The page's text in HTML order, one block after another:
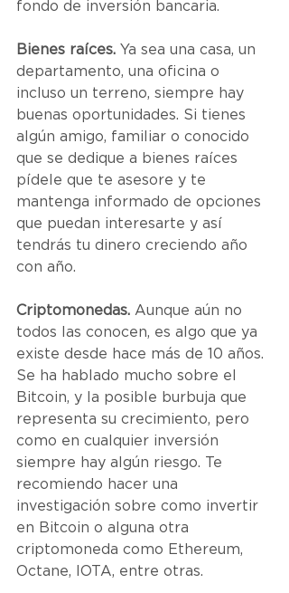
fondo de inversión bancaria.
Bienes raíces. Ya sea una casa, un
departamento, una oficina o
incluso un terreno, siempre hay
buenas oportunidades. Si tienes
algún amigo, familiar o conocido
que se dedique a bienes raíces
pídele que te asesore y te
mantenga informado de opciones
que puedan interesarte y así
tendrás tu dinero creciendo año
con año.
Criptomonedas. Aunque aún no
todos las conocen, es algo que ya
existe desde hace más de 10 años.
Se ha hablado mucho sobre el
Bitcoin, y la posible burbuja que
representa su crecimiento, pero
como en cualquier inversión
siempre hay algún riesgo. Te
recomiendo hacer una
investigación sobre como invertir
en Bitcoin o alguna otra
criptomoneda como Ethereum,
Octane, IOTA, entre otras.